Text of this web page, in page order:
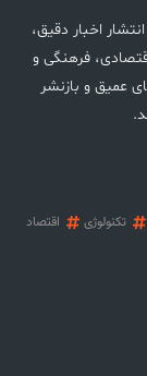
اخبار دقیق،
فرهنگی و
عمیق و بازنشر
تکنولوژی
اقتصاد